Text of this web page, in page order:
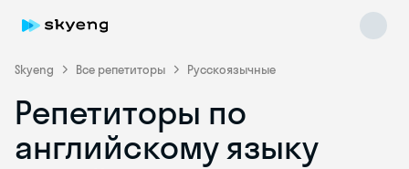
Skyeng Все репетиторы Русскоязычные
Репетиторы по
английскому языку